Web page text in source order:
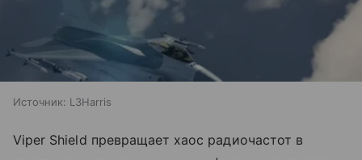
Источник: L3Harris
Viper Shield превращает хаос радиочастот в